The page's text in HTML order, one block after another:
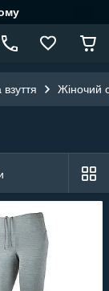
Жіночий